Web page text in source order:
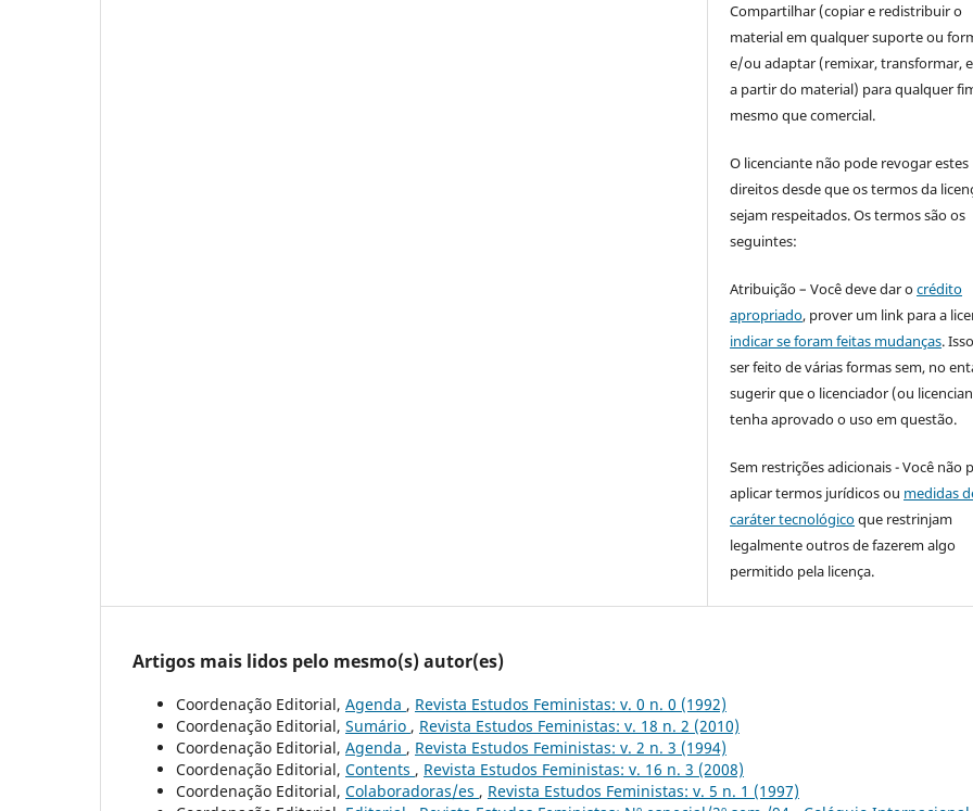
Compartilhar (copiar e redistribuir o
material em qualquer suporte ou
e/ou adaptar (remixar, transformar,
a partir do material) para qualquer
mesmo que comercial.
O licenciante não pode revogar estes
direitos desde que os termos da
sejam respeitados. Os termos são os
seguintes:
Atribuição – Você deve dar ocrédito
apropriado, prover um link para a
indicar se foram feitas mudanças.
ser feito de várias formas sem, no
sugerir que o licenciador (ou
tenha aprovado o uso em questão.
Sem restrições adicionais - Você não
aplicar termos jurídicos ou medidas
caráter tecnológicoque restrinjam
legalmente outros de fazerem algo
permitido pela licença.
Artigos mais lidos pelo mesmo(s) autor(es)
Coordenação Editorial, Agenda , Revista Estudos Feministas: v. 0 n. 0 (1992)
Coordenação Editorial, Sumário , Revista Estudos Feministas: v. 18 n. 2 (2010)
Coordenação Editorial, Agenda , Revista Estudos Feministas: v. 2 n. 3 (1994)
Coordenação Editorial, Contents , Revista Estudos Feministas: v. 16 n. 3 (2008)
Coordenação Editorial, Colaboradoras/es , Revista Estudos Feministas: v. 5 n. 1 (1997)